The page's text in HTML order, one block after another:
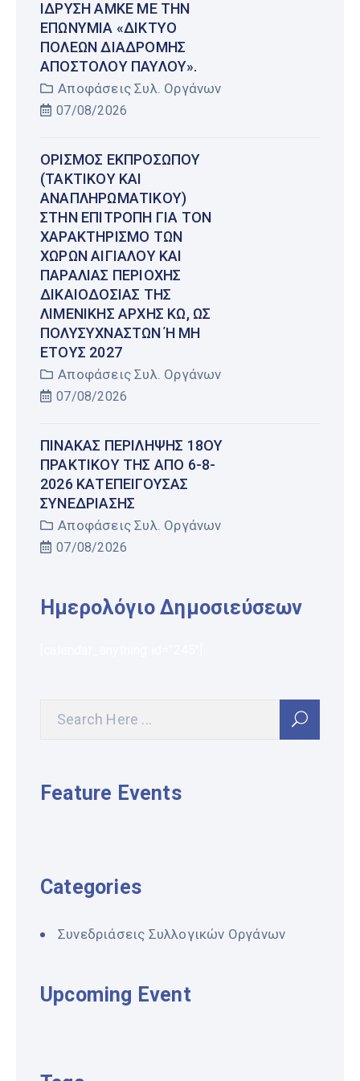
ΊΔΡΥΣΗ ΑΜΚΕ ΜΕ ΤΗΝ
ΕΠΩΝΥΜΊΑ «ΔΊΚΤΥΟ
ΠΌΛΕΩΝ ΔΙΑΔΡΟΜΉΣ
ΑΠΟΣΤΌΛΟΥ ΠΑΎΛΟΥ».
Αποφάσεις Συλ. Οργάνων
07/08/2026
ΟΡΙΣΜΌΣ ΕΚΠΡΟΣΏΠΟΥ
(ΤΑΚΤΙΚΟΎ ΚΑΙ
ΑΝΑΠΛΗΡΩΜΑΤΙΚΟΎ)
ΣΤΗΝ ΕΠΙΤΡΟΠΉ ΓΙΑ ΤΟΝ
ΧΑΡΑΚΤΗΡΙΣΜΌ ΤΩΝ
ΧΏΡΩΝ ΑΙΓΙΑΛΟΎ ΚΑΙ
ΠΑΡΑΛΊΑΣ ΠΕΡΙΟΧΉΣ
ΔΙΚΑΙΟΔΟΣΊΑΣ ΤΗΣ
ΛΙΜΕΝΙΚΉΣ ΑΡΧΉΣ ΚΩ, ΩΣ
ΠΟΛΥΣΎΧΝΑΣΤΩΝ Ή ΜΗ Έ
ΤΟΥΣ 2027
Αποφάσεις Συλ. Οργάνων
07/08/2026
ΠΊΝΑΚΑΣ ΠΕΡΊΛΗΨΗΣ 18ΟΥ
ΠΡΑΚΤΙΚΟΎ ΤΗΣ ΑΠΌ 6-8-
2026 ΚΑΤΕΠΕΊΓΟΥΣΑΣ
ΣΥΝΕΔΡΊΑΣΗΣ
Αποφάσεις Συλ. Οργάνων
07/08/2026
Ημερολόγιο Δημοσιεύσεων
Feature Events
Categories
Συνεδριάσεις Συλλογικών Οργάνων
Upcoming Event